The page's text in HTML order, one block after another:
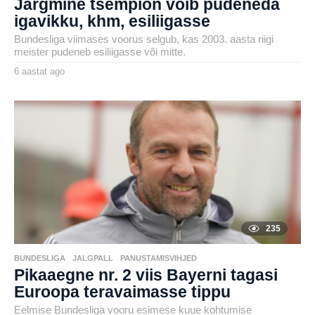
Järgmine tšempion võib pudeneda
igavikku, khm, esiliigasse
Bundesliga viimases voorus selgub, kas 2003. aasta riigi
meister pudeneb esiliigasse või mitte.
karlj
6 aastat ago
s
t
o
235
BUNDESLIGA ,JALGPALL ,PANUSTAMISVIHJED
Pikaaegne nr. 2 viis Bayerni tagasi
Euroopa teravaimasse tippu
Eelmise Bundesliga vooru esimese kuue kohtumise